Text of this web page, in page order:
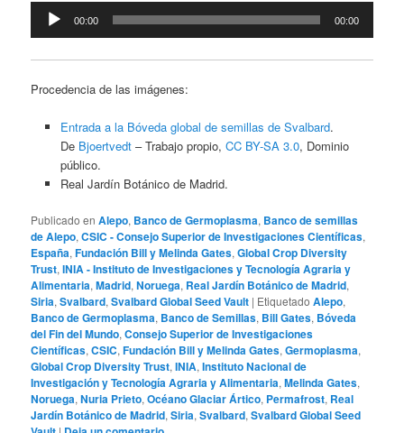
Reproductor
00:00 00:00
Procedencia de las imágenes:
Entrada a la Bóveda global de semillas de Svalbard.
De Bjoertvedt–Trabajo propio, CC BY-SA 3.0, Dominio
público.
Real Jardín Botánico de Madrid.
Publicado en Alepo, Banco de Germoplasma, Banco de semillas
de Alepo,CSIC - Consejo Superior de Investigaciones Científicas,
España,Fundación Bill y Melinda Gates,Global Crop Diversity
Trust,INIA - Instituto de Investigaciones y Tecnología Agraria y
Alimentaria,Madrid,Noruega, Real Jardín Botánico de Madrid,
Siria,Svalbard,Svalbard Global Seed Vault | Etiquetado Alepo,
Banco de Germoplasma, Banco de Semillas, Bill Gates, Bóveda
del Fin del Mundo,Consejo Superior de Investigaciones
Científicas,CSIC,Fundación Bill y Melinda Gates,Germoplasma,
Global Crop Diversity Trust,INIA,Instituto Nacional de
Investigación y Tecnología Agraria y Alimentaria,Melinda Gates,
Noruega,Nuria Prieto,Océano Glaciar Ártico, Permafrost, Real
Jardín Botánico de Madrid,Siria,Svalbard,Svalbard Global Seed